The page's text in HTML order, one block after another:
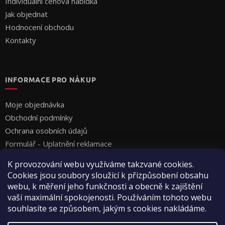
K provozování webu využíváme takzvané cookies.
Cookies jsou soubory sloužící k přizpůsobení obsahu
webu, k měření jeho funkčnosti a obecně k zajištění
vaší maximální spokojenosti. Používáním tohoto webu
souhlasíte se způsobem, jakým s cookies nakládáme.
Jak objednat
Hodnocení obchodu
Kontakty
INFORMACE PRO NÁKUP
Moje objednávka
Obchodní podmínky
Ochrana osobních údajů
Formulář - Uplatnění reklamace